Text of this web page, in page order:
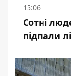
15:06
Сотні
підпали